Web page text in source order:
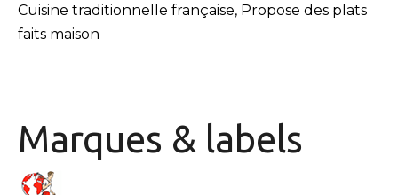
Cuisine traditionnelle française, Propose des plats
faits maison
Marques & labels